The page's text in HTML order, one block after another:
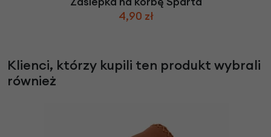
4,90 zł
Klienci, którzy kupili ten produkt wybrali
również